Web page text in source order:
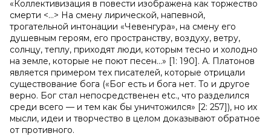
«Коллективизация в повести изображена как торжество
смерти <…> На смену лирической, напевной,
трогательной интонации «Чевенгура», на смену его
душевным героям, его пространству, воздуху, ветру,
солнцу, теплу, приходят люди, которым тесно и холодно
на земле, которые не поют песен…» [1: 190]. А. Платонов
является примером тех писателей, которые отрицали
существование бога («Бог есть и бога нет. То и другое
верно. Бог стал непосредственен etc., что разделился
среди всего — и тем как бы уничтожился» [2: 257]), но их
мысли, идеи и творчество в целом доказывают обратное
от противного.